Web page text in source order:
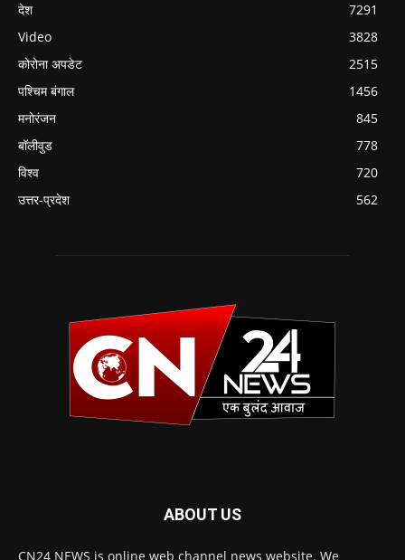
देश
7291
Video
3828
कोरोना अपडेट
2515
पश्चिम बंगाल
1456
मनोरंजन
845
बॉलीवुड
778
विश्व
720
उत्तर-प्रदेश
562
ABOUT US
CN24 NEWS is online web channel news website. We